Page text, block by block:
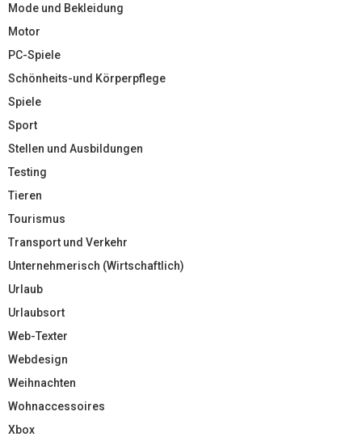
Mode und Bekleidung
Motor
PC-Spiele
Schönheits-und Körperpflege
Spiele
Sport
Stellen und Ausbildungen
Testing
Tieren
Tourismus
Transport und Verkehr
Unternehmerisch (Wirtschaftlich)
Urlaub
Urlaubsort
Web-Texter
Webdesign
Weihnachten
Wohnaccessoires
Xbox